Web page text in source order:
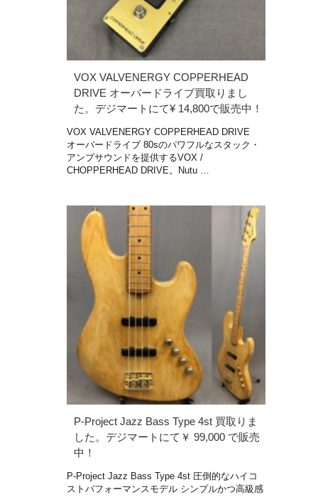
VOX VALVENERGY COPPERHEAD
DRIVE オーバードライブ買取りまし
た。デジマートにて¥ 14,800で販売中！
VOX VALVENERGY COPPERHEAD DRIVE
オーバードライブ 80sのパワフルなスタック・
アンプサウンドを提供するVOX /
CHOPPERHEAD DRIVE。Nutu …
P-Project Jazz Bass Type 4st 買取りま
した。デジマートにて￥ 99,000 で販売
中！
P-Project Jazz Bass Type 4st 圧倒的なハイコ
ストパフォーマンスモデル シンプルかつ高級感